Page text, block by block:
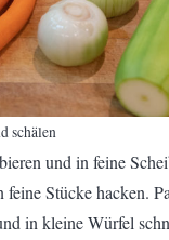
schälen
und in feine
Stücke hacken.
in kleine Würfel